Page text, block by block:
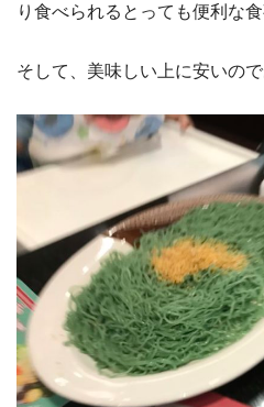
り食べられるとっても便利な食
そして、美味しい上に安いので